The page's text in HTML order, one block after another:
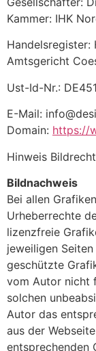
Kammer: IHK
Handelsregister:
Amtsgericht
Ust-Id-Nr.:
E-Mail:
Domain: https://
Hinweis
Bildnachweis
Bei allen
Urheberrechte
lizenzfreie
jeweiligen
geschützte
vom Autor nicht
solchen
Autor das
aus der
entsprechenden